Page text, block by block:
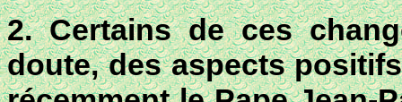
2. Certains de ces
doute, des aspects